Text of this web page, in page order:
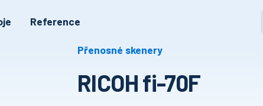
Reference
Přenosné skenery
RICOH fi-70F